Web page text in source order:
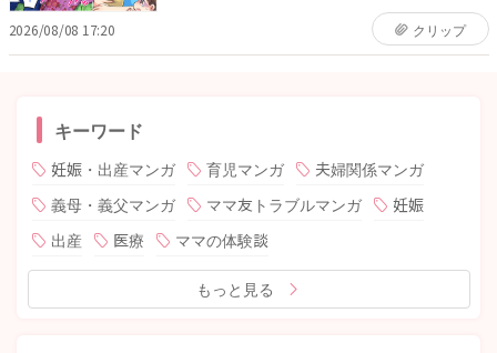
2026/08/08 17:20 クリップ
キーワード
妊娠・出産マンガ 育児マンガ
夫婦関係マンガ
義母・義父マンガ
ママ友トラブルマンガ
妊娠
出産
医療 ママの体験談
もっと見る